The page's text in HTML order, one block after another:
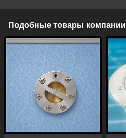
Подобные товары компании